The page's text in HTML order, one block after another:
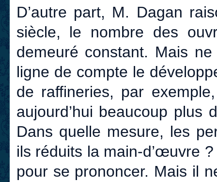
D’autre part, M. Dagan
siècle, le nombre des
demeuré constant. Mais
ligne de compte le
de raffineries, par
aujourd’hui beaucoup plus
Dans quelle mesure, les
ils réduits la main-d’œuvre
pour se prononcer. Mais il